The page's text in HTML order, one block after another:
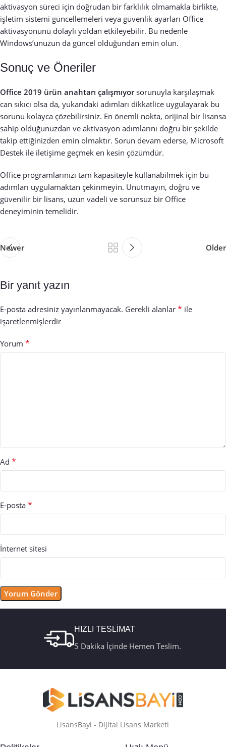
aktivasyon süreci için doğrudan bir farklılık olmamakla birlikte,
işletim sistemi güncellemeleri veya güvenlik ayarları Office
aktivasyonunu dolaylı yoldan etkileyebilir. Bu nedenle
Windows’unuzun da güncel olduğundan emin olun.
Sonuç ve Öneriler
Office 2019 ürün anahtarı çalışmıyorsorunuyla karşılaşmak
can sıkıcı olsa da, yukarıdaki adımları dikkatlice uygulayarak bu
sorunu kolayca çözebilirsiniz. En önemli nokta, orijinal bir lisansa
sahip olduğunuzdan ve aktivasyon adımlarını doğru bir şekilde
takip ettiğinizden emin olmaktır. Sorun devam ederse, Microsoft
Destek ile iletişime geçmek en kesin çözümdür.
Office programlarınızı tam kapasiteyle kullanabilmek için bu
adımları uygulamaktan çekinmeyin. Unutmayın, doğru ve
güvenilir bir lisans, uzun vadeli ve sorunsuz bir Office
deneyiminin temelidir.
Newer Older
Bir yanıt yazın
E-posta adresiniz yayınlanmayacak. Gerekli alanlar * ile
işaretlenmişlerdir
Yorum *
Ad *
E-posta *
İnternet sitesi
HIZLI TESLİMAT
5 Dakika İçinde Hemen Teslim.
LisansBayi - Dijital Lisans Marketi